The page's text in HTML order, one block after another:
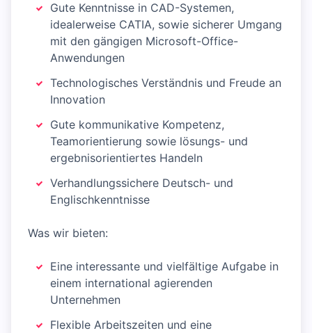
Gute Kenntnisse in CAD-Systemen,
idealerweise CATIA, sowie sicherer Umgang
mit den gängigen Microsoft-Office-
Anwendungen
Technologisches Verständnis und Freude an
Innovation
Gute kommunikative Kompetenz,
Teamorientierung sowie lösungs- und
ergebnisorientiertes Handeln
Verhandlungssichere Deutsch- und
Englischkenntnisse
Was wir bieten:
Eine interessante und vielfältige Aufgabe in
einem international agierenden
Unternehmen
Flexible Arbeitszeiten und eine